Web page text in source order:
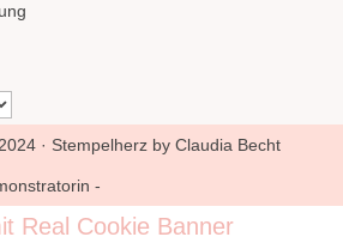
· Stempelherz by Claudia Becht
-
Real Cookie Banner